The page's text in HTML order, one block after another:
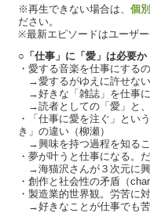
※再生できない場合は、 個
ださい。
※最新エピソードはユーザ
○「仕事」に「愛」は必要か
・愛する音楽を仕事にする
→愛するがゆえに許せな
→好きな「雑誌」を仕事
→読者としての「愛」と、
・「仕事に愛を注ぐ」とい
き」の違い（柳瀬）
→興味を持つ過程を知るこ
・夢が叶うと仕事になる。
→海猫沢さんが３次元に
・創作と社会性の矛盾（
・製造業的世界観。労苦に
→好きなことが仕事でも